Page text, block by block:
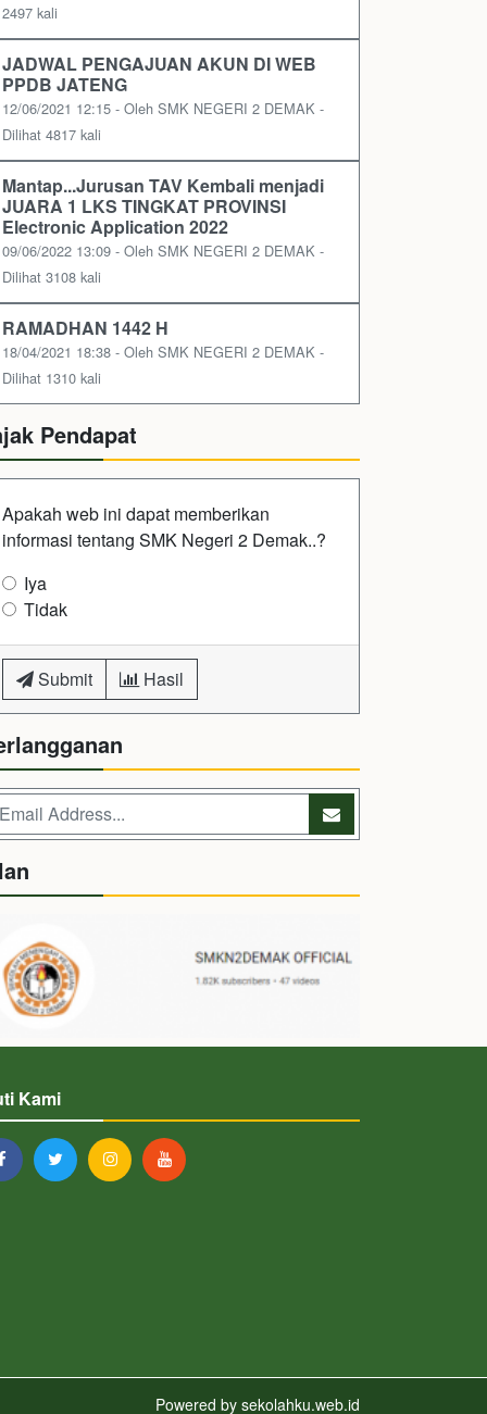
2497 kali
JADWAL PENGAJUAN AKUN DI WEB
PPDB JATENG
12/06/2021 12:15 - Oleh SMK NEGERI 2 DEMAK -
Dilihat 4817 kali
Mantap...Jurusan TAV Kembali menjadi
JUARA 1 LKS TINGKAT PROVINSI
Electronic Application 2022
09/06/2022 13:09 - Oleh SMK NEGERI 2 DEMAK -
Dilihat 3108 kali
RAMADHAN 1442 H
18/04/2021 18:38 - Oleh SMK NEGERI 2 DEMAK -
Dilihat 1310 kali
Pendapat
Apakah web ini dapat memberikan
informasi tentang SMK Negeri 2 Demak..?
Iya
Tidak
Submit Hasil
Kami
Powered by sekolahku.web.id